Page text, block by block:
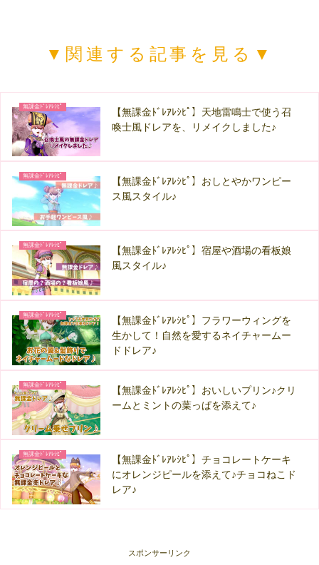
▼関連する記事を見る▼
無課金ﾄﾞﾚｱﾚｼﾋﾟ
【無課金ﾄﾞﾚｱﾚｼﾋﾟ】天地雷鳴士で使う召
喚士風ドレアを、リメイクしました♪
無課金ﾄﾞﾚｱﾚｼﾋﾟ
【無課金ﾄﾞﾚｱﾚｼﾋﾟ】おしとやかワンピー
ス風スタイル♪
無課金ﾄﾞﾚｱﾚｼﾋﾟ
【無課金ﾄﾞﾚｱﾚｼﾋﾟ】宿屋や酒場の看板娘
風スタイル♪
無課金ﾄﾞﾚｱﾚｼﾋﾟ
【無課金ﾄﾞﾚｱﾚｼﾋﾟ】フラワーウィングを
生かして！自然を愛するネイチャームー
ドドレア♪
無課金ﾄﾞﾚｱﾚｼﾋﾟ
【無課金ﾄﾞﾚｱﾚｼﾋﾟ】おいしいプリン♪クリ
ームとミントの葉っぱを添えて♪
無課金ﾄﾞﾚｱﾚｼﾋﾟ
【無課金ﾄﾞﾚｱﾚｼﾋﾟ】チョコレートケーキ
にオレンジピールを添えて♪チョコねこド
レア♪
スポンサーリンク